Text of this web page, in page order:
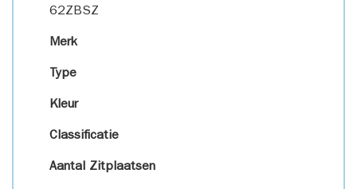
62ZBSZ
Merk
Type
Kleur
Classificatie
Aantal Zitplaatsen